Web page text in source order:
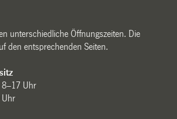
unterschiedliche Öffnungszeiten. Die
den entsprechenden Seiten.
8–17 Uhr
Uhr